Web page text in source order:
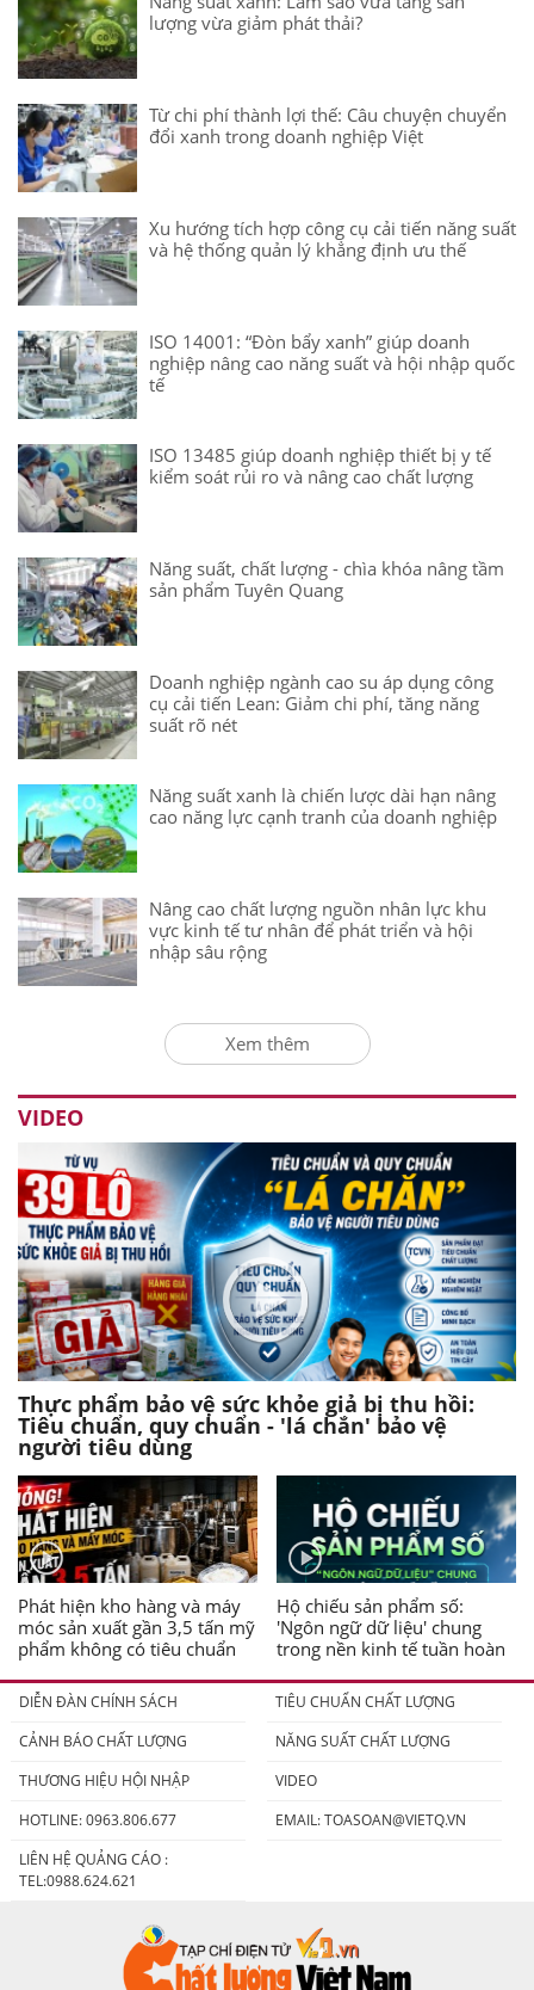
lượng vừa giảm phát thải?
Từ chi phí thành lợi thế: Câu chuyện chuyển
đổi xanh trong doanh nghiệp Việt
Xu hướng tích hợp công cụ cải tiến năng suất
và hệ thống quản lý khẳng định ưu thế
ISO 14001: “Đòn bẩy xanh” giúp doanh
nghiệp nâng cao năng suất và hội nhập quốc
tế
ISO 13485 giúp doanh nghiệp thiết bị y tế
kiểm soát rủi ro và nâng cao chất lượng
Năng suất, chất lượng - chìa khóa nâng tầm
sản phẩm Tuyên Quang
Doanh nghiệp ngành cao su áp dụng công
cụ cải tiến Lean: Giảm chi phí, tăng năng
suất rõ nét
Năng suất xanh là chiến lược dài hạn nâng
cao năng lực cạnh tranh của doanh nghiệp
Nâng cao chất lượng nguồn nhân lực khu
vực kinh tế tư nhân để phát triển và hội
nhập sâu rộng
Xem thêm
VIDEO
Thực phẩm bảo vệ sức khỏe giả bị thu hồi:
Tiêu chuẩn, quy chuẩn - 'lá chắn' bảo vệ
người tiêu dùng
Phát hiện kho hàng và máy
móc sản xuất gần 3,5 tấn mỹ
phẩm không có tiêu chuẩn
Hộ chiếu sản phẩm số:
'Ngôn ngữ dữ liệu' chung
trong nền kinh tế tuần hoàn
DIỄN ĐÀN CHÍNH SÁCH
TIÊU CHUẨN CHẤT LƯỢNG
CẢNH BÁO CHẤT LƯỢNG
NĂNG SUẤT CHẤT LƯỢNG
THƯƠNG HIỆU HỘI NHẬP
VIDEO
HOTLINE: 0963.806.677
EMAIL:TOASOAN@VIETQ.VN
LIÊN HỆ QUẢNG CÁO :
TEL:0988.624.621